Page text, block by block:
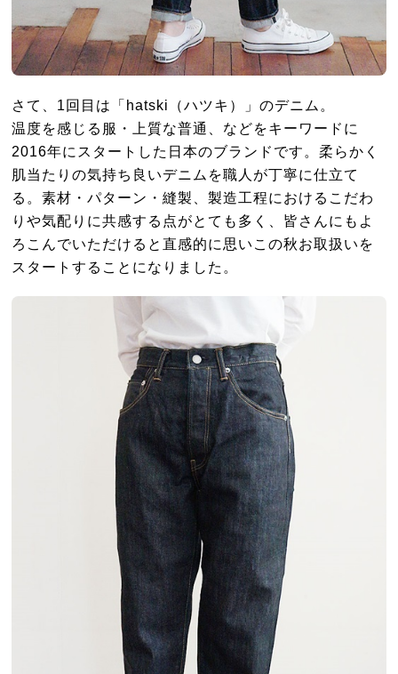
さて、1回目は「hatski（ハツキ）」のデニム。
温度を感じる服・上質な普通、などをキーワードに
2016年にスタートした日本のブランドです。柔らかく
肌当たりの気持ち良いデニムを職人が丁寧に仕立て
る。素材・パターン・縫製、製造工程におけるこだわ
りや気配りに共感する点がとても多く、皆さんにもよ
ろこんでいただけると直感的に思いこの秋お取扱いを
スタートすることになりました。